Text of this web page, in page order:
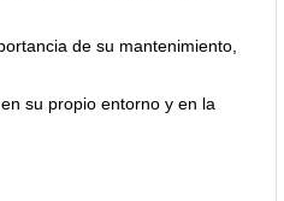
de su mantenimiento,
su propio entorno y en la